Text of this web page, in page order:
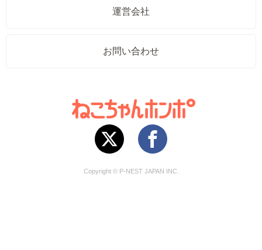
運営会社
お問い合わせ
Copyright © P-NEST JAPAN INC.